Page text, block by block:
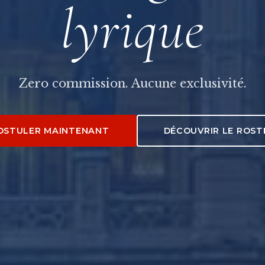
lyrique
Zero commission. Aucune exclusivité.
MAINTENANT DÉCOUVRIR LE